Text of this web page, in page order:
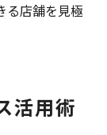
る店舗を見極
活用術